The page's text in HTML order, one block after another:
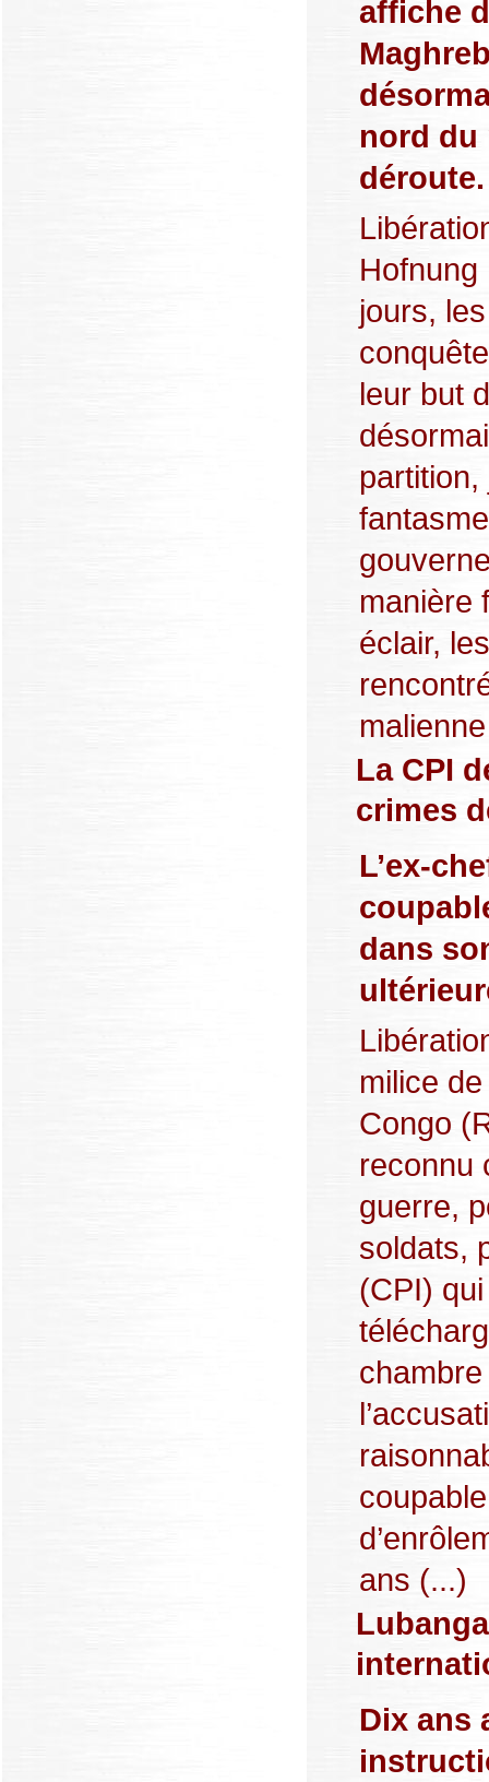
affiche
nord du
déroute.
Hofnung
jours,
leur but
manière
éclair,
La CPI
crimes
L’ex-
dans
milice
Congo
reconnu
guerre,
soldats,
(CPI)
chambre
ans (...)
Dix ans